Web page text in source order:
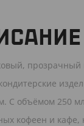
С объёмом 250
кофеен и кафе,